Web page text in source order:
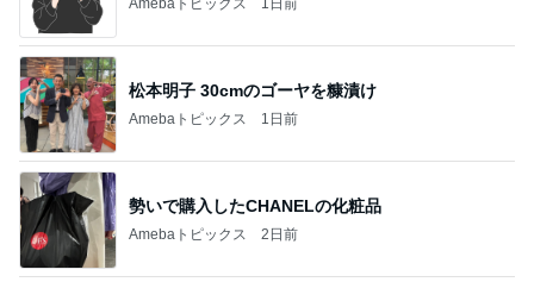
松本明子 30cmのゴーヤを糠漬け
Amebaトピックス 1日前
勢いで購入したCHANELの化粧品
Amebaトピックス 2日前